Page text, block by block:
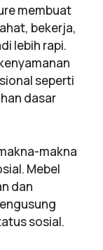
membuat
bekerja,
lebih rapi.
seperti
dasar
makna
Mebel
dan
sosial.